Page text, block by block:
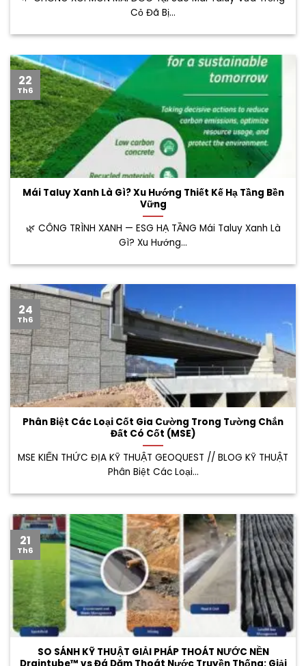
Cỏ Đã Bị...
Mái Taluy Xanh Là Gì? Xu Hướng Thiết Kế Hạ Tầng Bền
Vững
🌿 CÔNG TRÌNH XANH — ESG HẠ TẦNG Mái Taluy Xanh Là
Gì? Xu Hướng...
22
Th6
Phân Biệt Các Loại Cốt Gia Cường Trong Tường Chắn
Đất Có Cốt (MSE)
MSE KIẾN THỨC ĐỊA KỸ THUẬT GEOQUEST // BLOG KỸ THUẬT
Phân Biệt Các Loại...
24
Th6
SO SÁNH KỸ THUẬT GIẢI PHÁP THOÁT NƯỚC NỀN
Draintube™ vs Đá Dăm Thoát Nước Truyền Thống: Giải
21
Th6